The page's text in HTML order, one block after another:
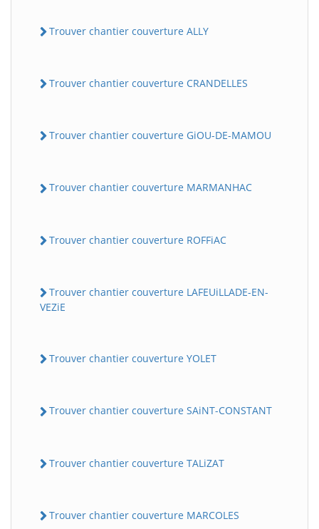
Trouver chantier couverture ALLY
Trouver chantier couverture CRANDELLES
Trouver chantier couverture GiOU-DE-MAMOU
Trouver chantier couverture MARMANHAC
Trouver chantier couverture ROFFiAC
Trouver chantier couverture LAFEUiLLADE-EN-
VEZiE
Trouver chantier couverture YOLET
Trouver chantier couverture SAiNT-CONSTANT
Trouver chantier couverture TALiZAT
Trouver chantier couverture MARCOLES